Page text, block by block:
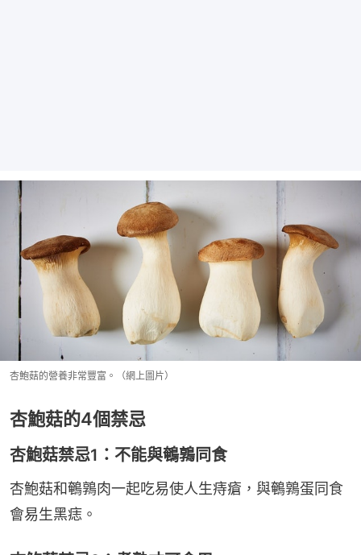
杏鮑菇的營養非常豐富。（網上圖片）
杏鮑菇的4個禁忌
杏鮑菇禁忌1：不能與鵪鶉同食
杏鮑菇和鵪鶉肉一起吃易使人生痔瘡，與鵪鶉蛋同食
會易生黑痣。